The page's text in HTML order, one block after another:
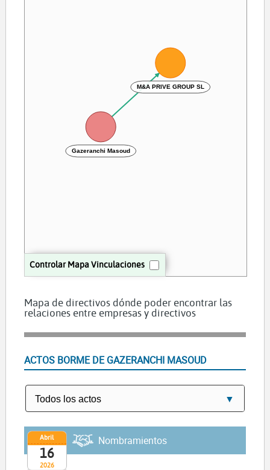
Controlar Mapa Vinculaciones
M&A PRIVE GROUP SL
Gazeranchi Masoud
Mapa de directivos dónde poder encontrar las
relaciones entre empresas y directivos
ACTOS BORME DE GAZERANCHI MASOUD
2026
Abril
16
Nombramientos